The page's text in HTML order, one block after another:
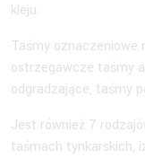
kleju.
Taśmy oznaczeniowe
ostrzegawcze taśmy
odgradzające, taśmy
Jest również 7
taśmach tynkarskich,